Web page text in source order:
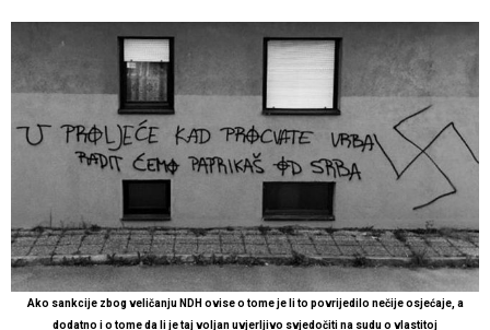
Ako sankcije zbog veličanju NDH ovise o tome je li to povrijedilo nečije osjećaje, a
dodatno i o tome da li je taj voljan uvjerljivo svjedočiti na sudu o vlastitoj